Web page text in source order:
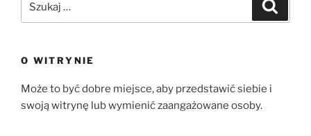
O WITRYNIE
Może to być dobre miejsce, aby przedstawić siebie i
swoją witrynę lub wymienić zaangażowane osoby.